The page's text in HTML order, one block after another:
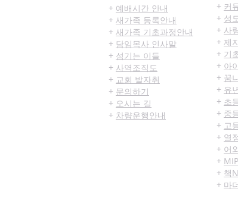
+ 예배시간 안내
+ 새가족 등록안내
+ 새가족 기초과정안내
+ 담임목사 인사말
+ 섬기는 이들
+ 사역조직도
+ 교회 발자취
+ 문의하기
+ 오시는 길
+ 차량운행안내
+ 커
+ 성
+ 사
+ 제
+ 기
+ 아
+ 꿈
+ 유
+ 초
+ 중
+ 고
+ 열
+ 어
+
+ 책
+ 마